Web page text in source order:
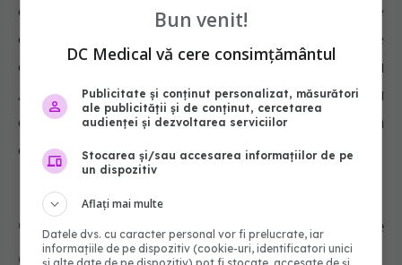
deteriorarea celulelor, care ar putea ține
cancerul la distanță. Pentru a explora beneficiile
anticancerigene ale ciocolatei, Societatea
Americană de Cancer recomandă încercarea
ciocolatei negre cu cel puțin 70% cacao, în
cantități mici.
Ciocolata ROZ, efect ANTIVIRAL. Ce
Bun venit!
DC Medical vă cere consimțământul
Publicitate și conținut personalizat, măsurători
ale publicității și de conținut, cercetarea
audienței și dezvoltarea serviciilor
Stocarea și/sau accesarea informațiilor de pe
un dispozitiv
Aflați mai multe
Datele dvs. cu caracter personal vor fi prelucrate, iar
informațiile de pe dispozitiv (cookie-uri, identificatori unici